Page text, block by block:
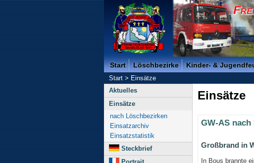
Freiwillige Feuerwehr der
Start Löschbezirke Kinder- &
Start>Einsätze
Aktuelles
Einsätze
nach Löschbezirken
Einsatzarchiv
Einsatzstatistik
Steckbrief
Einsätze
GW-AS
Großbrand in
In Bous brannte